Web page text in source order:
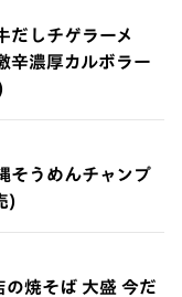
だしチゲラーメ
辛濃厚カルボラー
そうめんチャンプ
)
の焼そば 大盛 今だ